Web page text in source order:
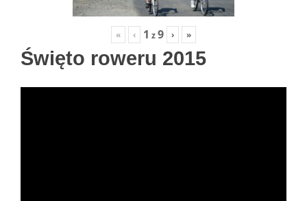
« ‹ 1 z9 › »
Święto roweru 2015